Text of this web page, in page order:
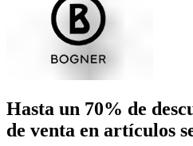
Hasta un 70% de
de venta en artículos